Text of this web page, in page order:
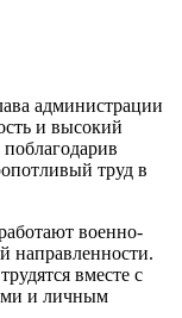
администрации
и высокий
труд в
военно-
направленности.
вместе с
и личным